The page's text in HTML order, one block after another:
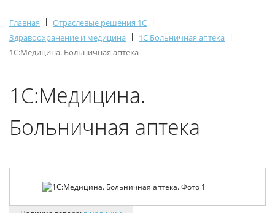
Главная | Отраслевые решения 1С |
Здравоохранение и медицина | 1С Больничная аптека |
1С:Медицина. Больничная аптека
1С:Медицина.
Больничная аптека